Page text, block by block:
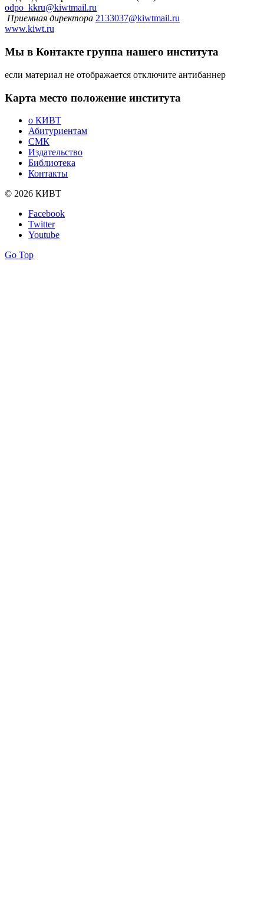
odpo_kkru@kiwtmail.ru
Приемная директора 2133037@kiwtmail.ru
www.kiwt.ru
Мы в Контакте группа нашего института
если материал не отображается отключите антибаннер
Карта место положение института
о КИВТ
Абитуриентам
СМК
Издательство
Библиотека
Контакты
© 2026 КИВТ
Facebook
Twitter
Youtube
Go Top